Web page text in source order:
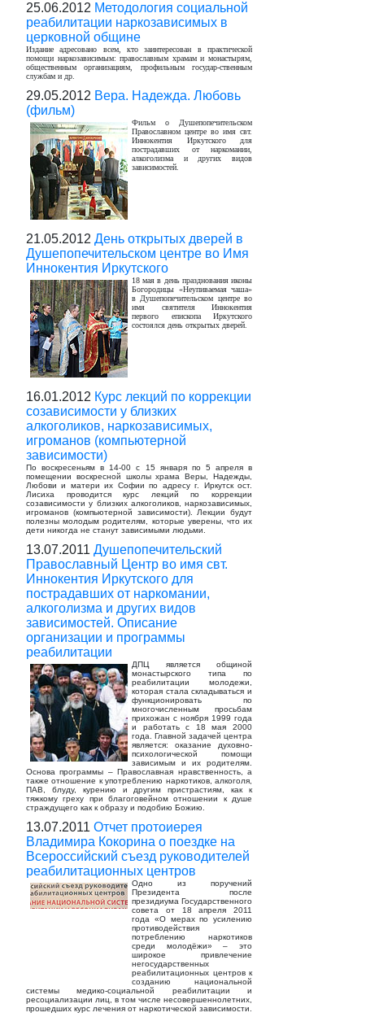
25.06.2012 Методология cоциальной
реабилитации наркозависимых в
церковной общине
Издание адресовано всем, кто заинтересован в практической
помощи наркозависимым: православным храмам и монастырям,
общественным организациям, профильным государ-ственным
службам и др.
29.05.2012 Вера. Надежда. Любовь
(фильм)
Фильм о Душепопечительском
Православном центре во имя свт.
Иннокентия Иркутского для
пострадавших от наркомании,
алкоголизма и других видов
зависимостей.
21.05.2012 День открытых дверей в
Душепопечительском центре во Имя
Иннокентия Иркутского
18 мая в день празднования иконы
Богородицы «Неупиваемая чаша»
в Душепопечительском центре во
имя святителя Иннокентия
первого епископа Иркутского
состоялся день открытых дверей.
16.01.2012 Курс лекций по коррекции
созависимости у близких
алкоголиков, наркозависимых,
игроманов (компьютерной
зависимости)
По воскресеньям в 14-00 с 15 января по 5 апреля в
помещении воскресной школы храма Веры, Надежды,
Любови и матери их Софии по адресу г. Иркутск ост.
Лисиха проводится курс лекций по коррекции
созависимости у близких алкоголиков, наркозависимых,
игроманов (компьютерной зависимости). Лекции будут
полезны молодым родителям, которые уверены, что их
дети никогда не станут зависимыми людьми.
13.07.2011 Душепопечительский
Православный Центр во имя свт.
Иннокентия Иркутского для
пострадавших от наркомании,
алкоголизма и других видов
зависимостей. Описание
организации и программы
реабилитации
ДПЦ является общиной
монастырского типа по
реабилитации молодежи,
которая стала складываться и
функционировать по
многочисленным просьбам
прихожан с ноября 1999 года
и работать с 18 мая 2000
года. Главной задачей центра
является: оказание духовно-
психологической помощи
зависимым и их родителям.
Основа программы – Православная нравственность, а
также отношение к употреблению наркотиков, алкоголя,
ПАВ, блуду, курению и другим пристрастиям, как к
тяжкому греху при благоговейном отношении к душе
страждущего как к образу и подобию Божию.
13.07.2011 Отчет протоиерея
Владимира Кокорина о поездке на
Всероссийский съезд руководителей
реабилитационных центров
Одно из поручений
Президента после
президиума Государственного
совета от 18 апреля 2011
года «О мерах по усилению
противодействия
потреблению наркотиков
среди молодёжи» – это
широкое привлечение
негосударственных
реабилитационных центров к
созданию национальной
системы медико-социальной реабилитации и
ресоциализации лиц, в том числе несовершеннолетних,
прошедших курс лечения от наркотической зависимости.